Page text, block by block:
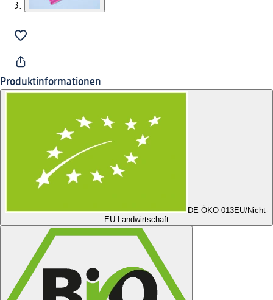
Produktinformationen
DE-ÖKO-013EU/Nicht-
EU Landwirtschaft